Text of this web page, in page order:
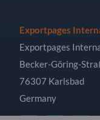
Exportpages
Exportpages
Becker-Göring-
76307 Karlsbad
Germany